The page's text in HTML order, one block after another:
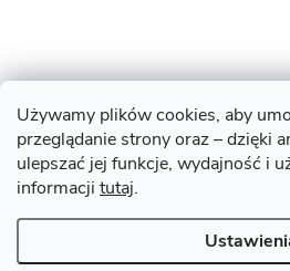
Używamy plików cookies, aby
przeglądanie strony oraz – dzięki
ulepszać jej funkcje, wydajność i
informacji tutaj.